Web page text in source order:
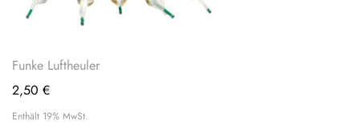
Funke Luftheuler
2,50 €
Enthält 19% MwSt.